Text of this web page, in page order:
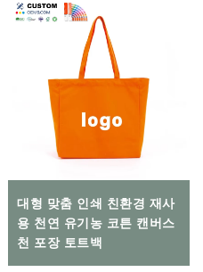
대형 맞춤 인쇄 친환경 재사
용 천연 유기농 코튼 캔버스
천 포장 토트백